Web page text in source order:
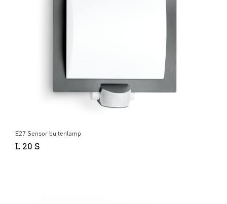
E27 Sensor buitenlamp
L 20 S